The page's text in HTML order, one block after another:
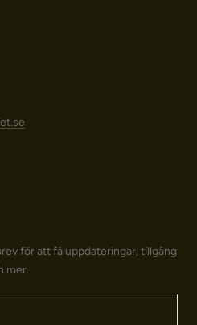
för att få uppdateringar, tillgång
mer.